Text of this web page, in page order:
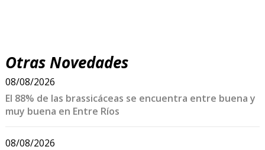
Otras Novedades
08/08/2026
El 88% de las brassicáceas se encuentra entre buena y
muy buena en Entre Ríos
08/08/2026